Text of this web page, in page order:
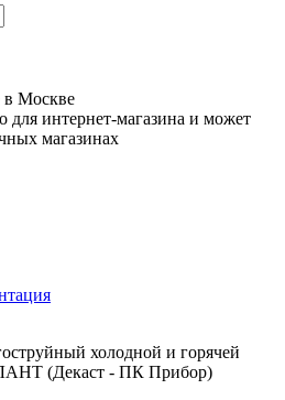
в Москве
для интернет-магазина и может
магазинах
холодной и горячей
(Декаст - ПК Прибор)